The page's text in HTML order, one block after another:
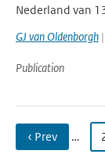
Nederland van
GJ van Oldenborgh
Publication
‹ Prev …